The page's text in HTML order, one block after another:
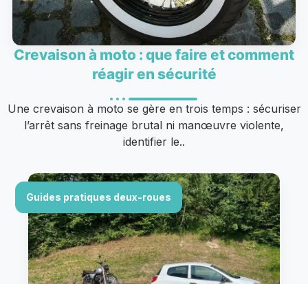
Crevaison à moto : que faire et comment
réagir en sécurité
Une crevaison à moto se gère en trois temps : sécuriser
l’arrêt sans freinage brutal ni manœuvre violente,
identifier le..
Guides pratiques deux-roues